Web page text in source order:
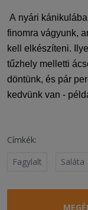
A nyári
finomra vágyunk,
kell elkészíteni.
tűzhely melletti ács
döntünk, és pár
kedvünk van -
Címkék:
Fagylalt
Saláta